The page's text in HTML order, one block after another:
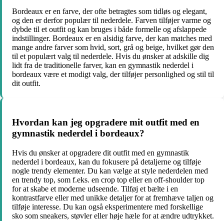
Bordeaux er en farve, der ofte betragtes som tidløs og elegant,
og den er derfor populær til nederdele. Farven tilføjer varme og
dybde til et outfit og kan bruges i både formelle og afslappede
indstillinger. Bordeaux er en alsidig farve, der kan matches med
mange andre farver som hvid, sort, grå og beige, hvilket gør den
til et populært valg til nederdele. Hvis du ønsker at adskille dig
lidt fra de traditionelle farver, kan en gymnastik nederdel i
bordeaux være et modigt valg, der tilføjer personlighed og stil til
dit outfit.
Hvordan kan jeg opgradere mit outfit med en
gymnastik nederdel i bordeaux?
Hvis du ønsker at opgradere dit outfit med en gymnastik
nederdel i bordeaux, kan du fokusere på detaljerne og tilføje
nogle trendy elementer. Du kan vælge at style nederdelen med
en trendy top, som f.eks. en crop top eller en off-shoulder top
for at skabe et moderne udseende. Tilføj et bælte i en
kontrastfarve eller med unikke detaljer for at fremhæve taljen og
tilføje interesse. Du kan også eksperimentere med forskellige
sko som sneakers, støvler eller høje hæle for at ændre udtrykket.